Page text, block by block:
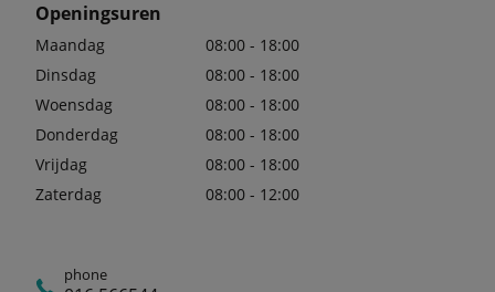
Openingsuren
Maandag
08:00 - 18:00
Dinsdag
08:00 - 18:00
Woensdag
08:00 - 18:00
Donderdag
08:00 - 18:00
Vrijdag
08:00 - 18:00
Zaterdag
08:00 - 12:00
phone